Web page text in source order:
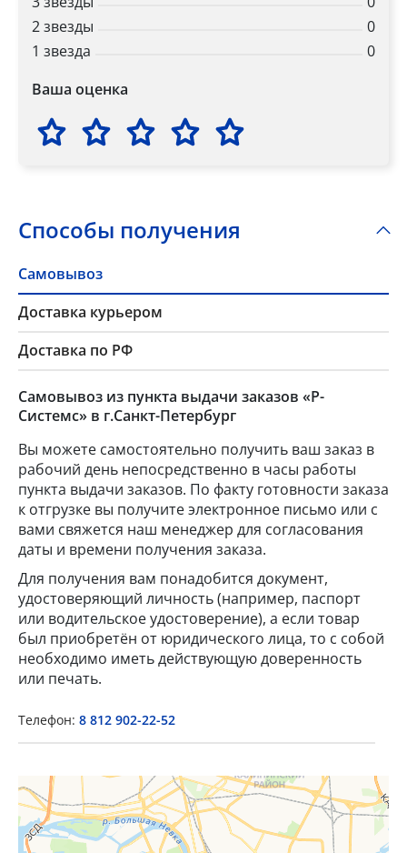
2 звезды
0
1 звезда
0
Ваша оценка
Способы получения
Самовывоз
Доставка курьером
Доставка по РФ
Самовывоз из пункта выдачи заказов «Р-
Системс» в г.Санкт-Петербург
Вы можете самостоятельно получить ваш заказ в
рабочий день непосредственно в часы работы
пункта выдачи заказов. По факту готовности заказа
к отгрузке вы получите электронное письмо или с
вами свяжется наш менеджер для согласования
даты и времени получения заказа.
Для получения вам понадобится документ,
удостоверяющий личность (например, паспорт
или водительское удостоверение), а если товар
был приобретён от юридического лица, то с собой
необходимо иметь действующую доверенность
или печать.
Телефон: 8 812 902-22-52
Popup Title
×
Popup Content